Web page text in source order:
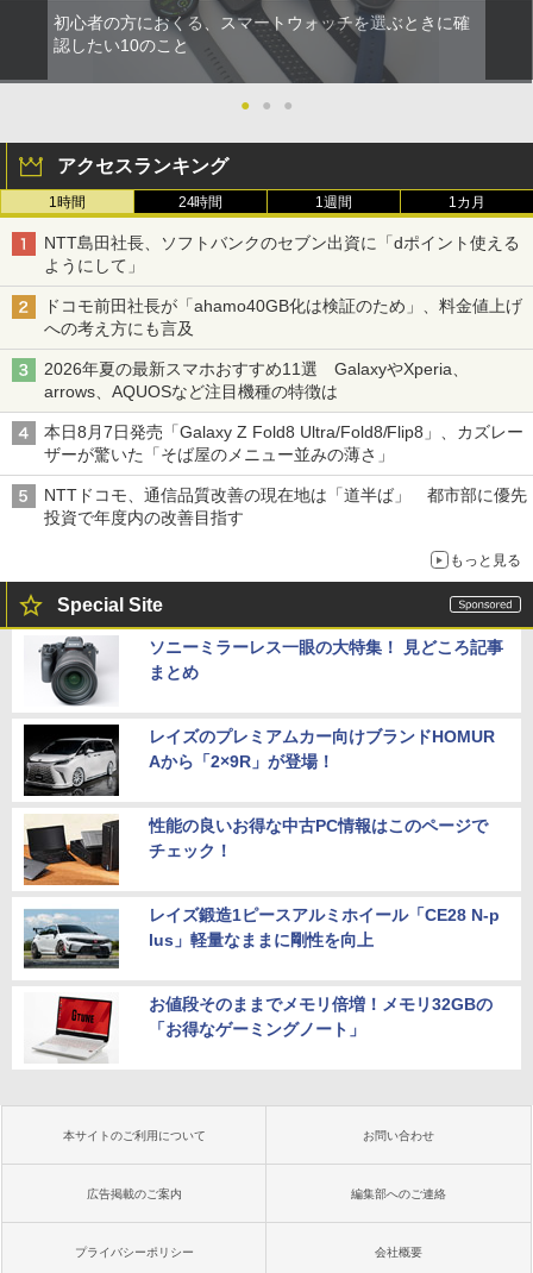
初心者の方におくる、スマートウォッチを選ぶときに確
認したい10のこと
● ● ●
アクセスランキング
1時間 24時間 1週間 1カ月
NTT島田社長、ソフトバンクのセブン出資に「dポイント使える
ようにして」
ドコモ前田社長が「ahamo40GB化は検証のため」、料金値上げ
への考え方にも言及
2026年夏の最新スマホおすすめ11選 GalaxyやXperia、
arrows、AQUOSなど注目機種の特徴は
本日8月7日発売「Galaxy Z Fold8 Ultra/Fold8/Flip8」、カズレー
ザーが驚いた「そば屋のメニュー並みの薄さ」
NTTドコモ、通信品質改善の現在地は「道半ば」 都市部に優先
投資で年度内の改善目指す
もっと見る
Special Site
ソニーミラーレス一眼の大特集！ 見どころ記事
まとめ
レイズのプレミアムカー向けブランドHOMUR
Aから「2×9R」が登場！
性能の良いお得な中古PC情報はこのページで
チェック！
レイズ鍛造1ピースアルミホイール「CE28 N-p
lus」軽量なままに剛性を向上
お値段そのままでメモリ倍増！メモリ32GBの
「お得なゲーミングノート」
本サイトのご利用について お問い合わせ
広告掲載のご案内 編集部へのご連絡
プライバシーポリシー 会社概要